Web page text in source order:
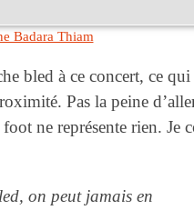
Badara Thiam
bled à ce concert, ce
Pas la peine
ne représente rien. Je
on peut jamais en